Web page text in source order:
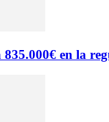
835.000€ en la